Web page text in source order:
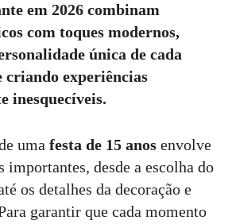
em 2026 combinam
com toques modernos,
única de cada
criando experiências
inesquecíveis.
uma festa de 15 anos envolve
importantes, desde a escolha do
os detalhes da decoração e
garantir que cada momento